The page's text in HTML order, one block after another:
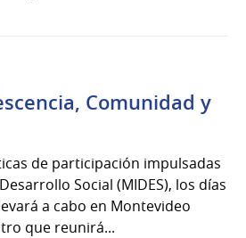
Comunidad y
de participación impulsadas
Social (MIDES), los días
a cabo en Montevideo
que reunirá...